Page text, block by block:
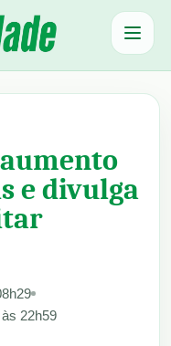
Abrir
e divulga
22h59